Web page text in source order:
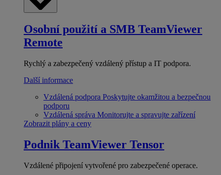
Osobní použití a SMB TeamViewer
Remote
Rychlý a zabezpečený vzdálený přístup a IT podpora.
Další informace
Vzdálená podpora Poskytujte okamžitou a bezpečnou
podporu
Vzdálená správa Monitorujte a spravujte zařízení
Zobrazit plány a ceny
Podnik TeamViewer Tensor
Vzdálené připojení vytvořené pro zabezpečené operace.